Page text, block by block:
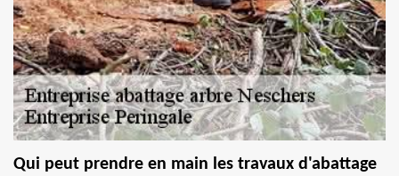
Qui peut prendre en main les travaux d'abattage